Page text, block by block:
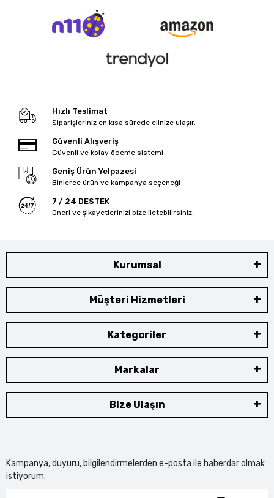
Hızlı Teslimat
Siparişleriniz en kısa sürede elinize ulaşır.
Güvenli Alışveriş
Güvenli ve kolay ödeme sistemi
Geniş Ürün Yelpazesi
Binlerce ürün ve kampanya seçeneği
7 / 24 DESTEK
Öneri ve şikayetlerinizi bize iletebilirsiniz.
Kurumsal
Müşteri Hizmetleri
Kategoriler
Markalar
Bize Ulaşın
Kampanya, duyuru, bilgilendirmelerden e-posta ile haberdar olmak
istiyorum.